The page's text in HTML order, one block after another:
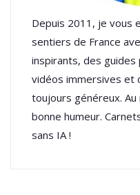
Depuis 2011, je vous
sentiers de France
inspirants, des
vidéos immersives et
toujours généreux.
bonne humeur.
sans IA !